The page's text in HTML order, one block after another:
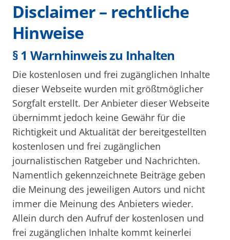
Disclaimer – rechtliche
Hinweise
§ 1 Warnhinweis zu Inhalten
Die kostenlosen und frei zugänglichen Inhalte
dieser Webseite wurden mit größtmöglicher
Sorgfalt erstellt. Der Anbieter dieser Webseite
übernimmt jedoch keine Gewähr für die
Richtigkeit und Aktualität der bereitgestellten
kostenlosen und frei zugänglichen
journalistischen Ratgeber und Nachrichten.
Namentlich gekennzeichnete Beiträge geben
die Meinung des jeweiligen Autors und nicht
immer die Meinung des Anbieters wieder.
Allein durch den Aufruf der kostenlosen und
frei zugänglichen Inhalte kommt keinerlei